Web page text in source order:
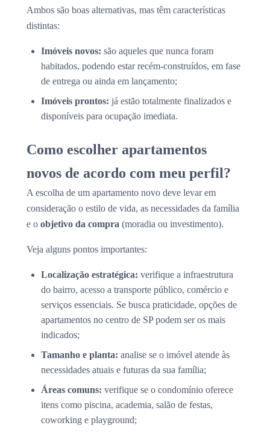
Ambos são boas alternativas, mas têm características
distintas:
Imóveis novos: são aqueles que nunca foram
habitados, podendo estar recém-construídos, em fase
de entrega ou ainda em lançamento;
Imóveis prontos: já estão totalmente finalizados e
disponíveis para ocupação imediata.
Como escolher apartamentos
novos de acordo com meu perfil?
A escolha de um apartamento novo deve levar em
consideração o estilo de vida, as necessidades da família
e o objetivo da compra (moradia ou investimento).
Veja alguns pontos importantes:
Localização estratégica: verifique a infraestrutura
do bairro, acesso a transporte público, comércio e
serviços essenciais. Se busca praticidade, opções de
apartamentos no centro de SP podem ser os mais
indicados;
Tamanho e planta: analise se o imóvel atende às
necessidades atuais e futuras da sua família;
Áreas comuns: verifique se o condomínio oferece
itens como piscina, academia, salão de festas,
coworking e playground;